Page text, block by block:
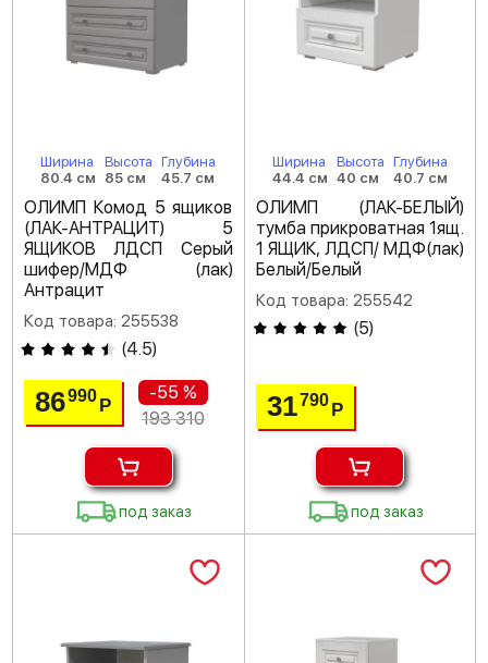
Ширина
80.4 см
Высота
85 см
Глубина
45.7 см
ОЛИМП Комод 5 ящиков
(ЛАК-АНТРАЦИТ) 5
ЯЩИКОВ ЛДСП Серый
шифер/МДФ (лак)
Антрацит
Код товара: 255538
(4.5)
86990Р
-55 %
193 310
под заказ
Ширина
44.4 см
Высота
40 см
Глубина
40.7 см
ОЛИМП (ЛАК-БЕЛЫЙ)
тумба прикроватная 1ящ.
1 ЯЩИК, ЛДСП/ МДФ(лак)
Белый/Белый
Код товара: 255542
(5)
31790 Р
под заказ